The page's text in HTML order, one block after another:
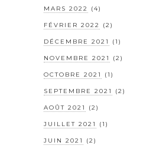
MARS 2022 (4)
FÉVRIER 2022 (2)
DÉCEMBRE 2021 (1)
NOVEMBRE 2021 (2)
OCTOBRE 2021 (1)
SEPTEMBRE 2021 (2)
AOÛT 2021 (2)
JUILLET 2021 (1)
JUIN 2021 (2)